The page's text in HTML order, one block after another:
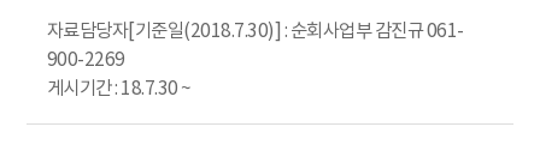
자료담당자[기준일(2018.7.30)] : 순회사업부 감진규 061-
900-2269
게시기간 : 18.7.30 ~